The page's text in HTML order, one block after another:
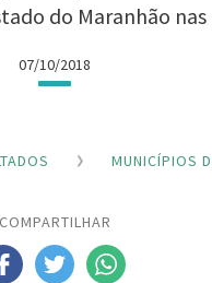
do Maranhão nas
07/10/2018
MUNICÍPIOS
COMPARTILHAR